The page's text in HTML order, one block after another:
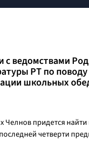
с ведомствами
РТ по
школьных
придется
четверти